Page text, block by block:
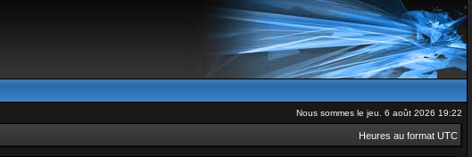
Nous sommes le jeu. 6 août 2026 19:22
Heures au format UTC